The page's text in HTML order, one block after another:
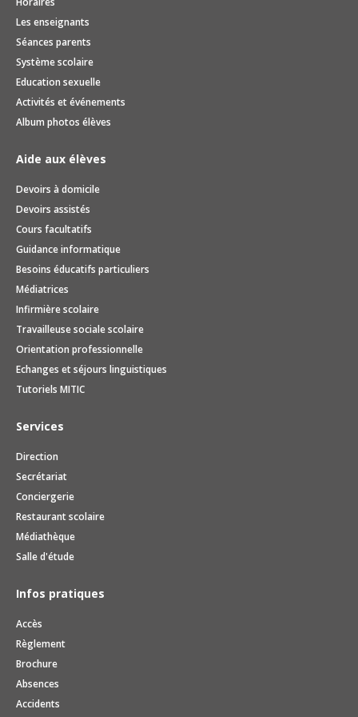
Les enseignants
Séances parents
Système scolaire
Education sexuelle
Activités et événements
Album photos élèves
Aide aux élèves
Devoirs à domicile
Devoirs assistés
Cours facultatifs
Guidance informatique
Besoins éducatifs particuliers
Médiatrices
Infirmière scolaire
Travailleuse sociale scolaire
Orientation professionnelle
Echanges et séjours linguistiques
Tutoriels MITIC
Services
Direction
Secrétariat
Conciergerie
Restaurant scolaire
Médiathèque
Salle d'étude
Infos pratiques
Accès
Règlement
Brochure
Absences
Accidents